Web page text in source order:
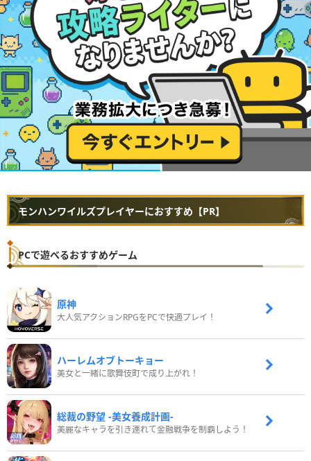
モンハンワイルズプレイヤーにおすすめ【PR】
PCで遊べるおすすめゲーム
原神
大人気アクションRPGをPCで快適プレイ！
ハーレムオブトーキョー
美女と一緒に歌舞伎町で成り上がれ！
総裁の野望 -美女養成計画-
美麗なキャラを引き連れて金融戦争を制覇しよう！